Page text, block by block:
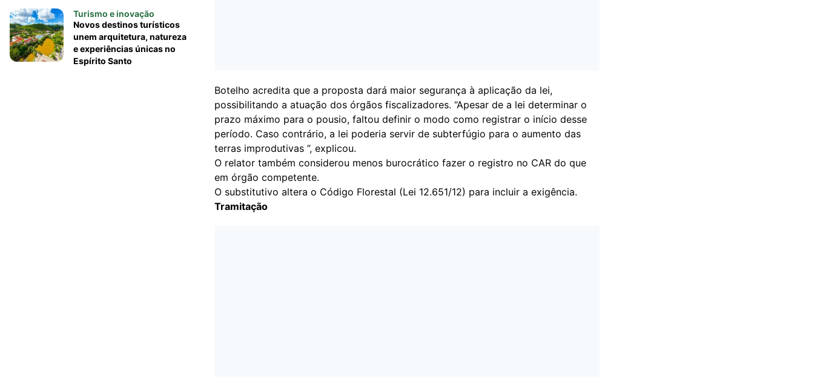
Turismo e inovação
Novos destinos turísticos
unem arquitetura, natureza
e experiências únicas no
Espírito Santo
Botelho acredita que a proposta dará maior segurança à aplicação da lei,
possibilitando a atuação dos órgãos fiscalizadores. “Apesar de a lei determinar o
prazo máximo para o pousio, faltou definir o modo como registrar o início desse
período. Caso contrário, a lei poderia servir de subterfúgio para o aumento das
terras improdutivas ”, explicou.
O relator também considerou menos burocrático fazer o registro no CAR do que
em órgão competente.
O substitutivo altera o Código Florestal (Lei 12.651/12) para incluir a exigência.
Tramitação